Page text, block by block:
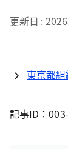
更新日
東京都組
記事ID：